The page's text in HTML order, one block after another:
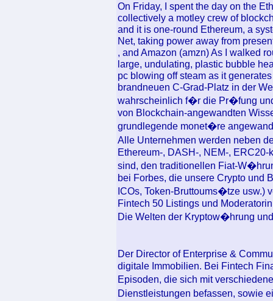
On Friday, I spent the day on the
collectively a motley crew of
and it is one-round Ethereum, a
Net, taking power away from
, and Amazon (amzn) As I walked
large, undulating, plastic bubble
pc blowing off steam as it
brandneuen C-Grad-Platz in der
wahrscheinlich f�r die Pr�fung
von Blockchain-angewandten
grundlegende monet�re
Alle Unternehmen werden neben
Ethereum-, DASH-, NEM-,
sind, den traditionellen Fiat-
bei Forbes, die unsere Crypto und
ICOs, Token-Bruttoums�tze usw.)
Fintech 50 Listings und
Die Welten der Kryptow�hrung
Der Director of Enterprise &
digitale Immobilien. Bei Fintech
Episoden, die sich mit
Dienstleistungen befassen, sowie